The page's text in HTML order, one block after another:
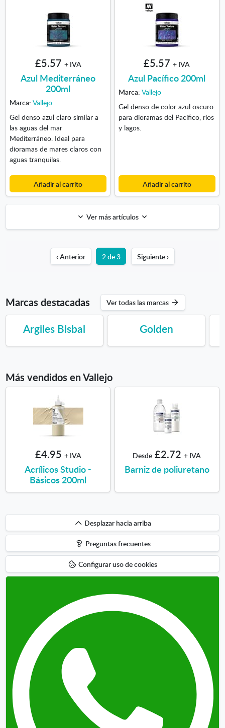
£5.57 + IVA
Azul Mediterráneo
200ml
Marca: Vallejo
Gel denso azul claro similar a
las aguas del mar
Mediterráneo. Ideal para
dioramas de mares claros con
aguas tranquilas.
Añadir al carrito
£5.57 + IVA
Azul Pacífico 200ml
Marca: Vallejo
Gel denso de color azul oscuro
para dioramas del Pacífico, ríos
y lagos.
Añadir al carrito
Ver más artículos
‹ Anterior 2 de 3 Siguiente ›
Marcas destacadas Ver todas las marcas
Argiles Bisbal Golden
Más vendidos en Vallejo
£4.95 + IVA
Acrílicos Studio -
Básicos 200ml
Desde £2.72 + IVA
Barniz de poliuretano
Desplazar
hacia
arriba
Desplazar hacia arriba
Preguntas frecuentes
Configurar uso de cookies